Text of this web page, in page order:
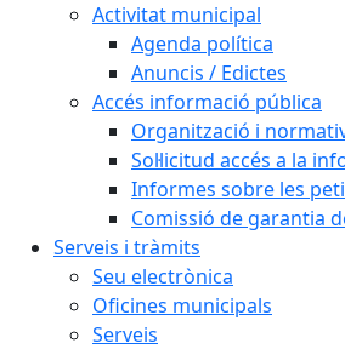
Activitat municipal
Agenda política
Anuncis / Edictes
Accés informació pública
Organització i
Sol·licitud accés a la
Informes sobre les
Comissió de garantia
Serveis i tràmits
Seu electrònica
Oficines municipals
Serveis